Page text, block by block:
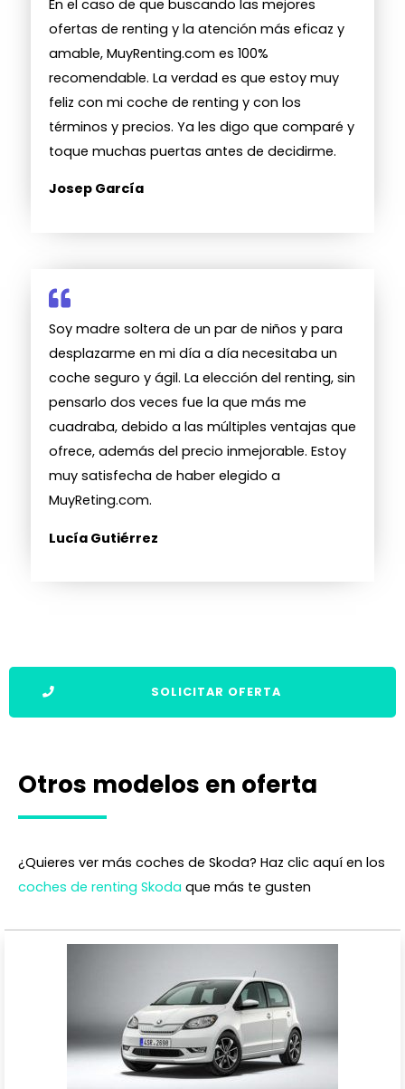
En el caso de que buscando las mejores
ofertas de renting y la atención más eficaz y
amable, MuyRenting.com es 100%
recomendable. La verdad es que estoy muy
feliz con mi coche de renting y con los
términos y precios. Ya les digo que comparé y
toque muchas puertas antes de decidirme.
Josep García
Soy madre soltera de un par de niños y para
desplazarme en mi día a día necesitaba un
coche seguro y ágil. La elección del renting, sin
pensarlo dos veces fue la que más me
cuadraba, debido a las múltiples ventajas que
ofrece, además del precio inmejorable. Estoy
muy satisfecha de haber elegido a
MuyReting.com.
Lucía Gutiérrez
SOLICITAR OFERTA
Otros modelos en oferta
¿Quieres ver más coches de Skoda? Haz clic aquí en los
coches de renting Skoda que más te gusten